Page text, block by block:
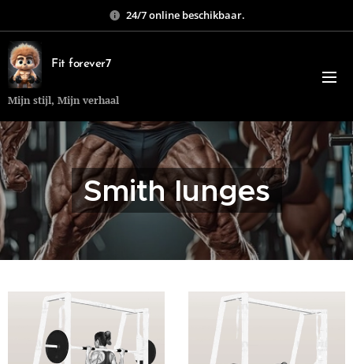
24/7 online beschikbaar.
Fit forever7
Mijn stijl, Mijn verhaal
Smith lunges